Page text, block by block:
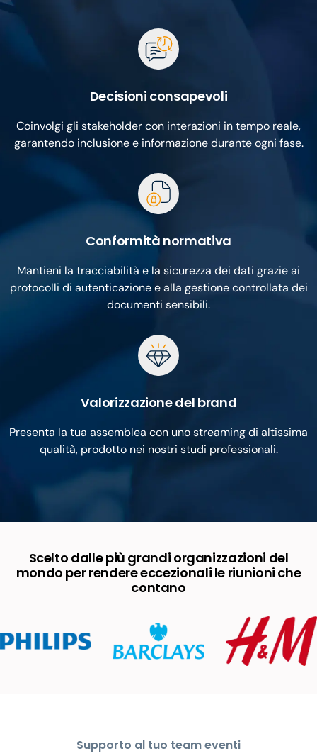
Decisioni consapevoli
Coinvolgi gli stakeholder con interazioni in tempo reale,
garantendo inclusione e informazione durante ogni fase.
Conformità normativa
Mantieni la tracciabilità e la sicurezza dei dati grazie ai
protocolli di autenticazione e alla gestione controllata dei
documenti sensibili.
Valorizzazione del brand
Presenta la tua assemblea con uno streaming di altissima
qualità, prodotto nei nostri studi professionali.
Scelto dalle più grandi organizzazioni del
mondo per rendere eccezionali le riunioni che
contano
Supporto al tuo team eventi